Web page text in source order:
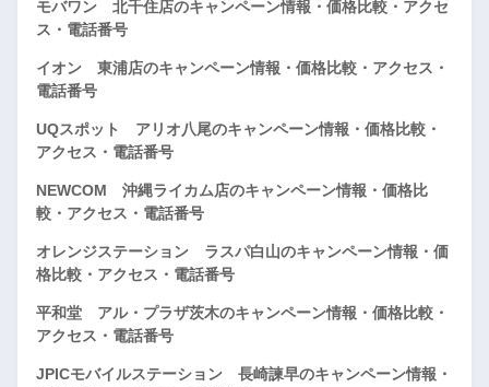
モバワン 北千住店のキャンペーン情報・価格比較・アクセ
ス・電話番号
イオン 東浦店のキャンペーン情報・価格比較・アクセス・
電話番号
UQスポット アリオ八尾のキャンペーン情報・価格比較・
アクセス・電話番号
NEWCOM 沖縄ライカム店のキャンペーン情報・価格比
較・アクセス・電話番号
オレンジステーション ラスパ白山のキャンペーン情報・価
格比較・アクセス・電話番号
平和堂 アル・プラザ茨木のキャンペーン情報・価格比較・
アクセス・電話番号
JPICモバイルステーション 長崎諫早のキャンペーン情報・